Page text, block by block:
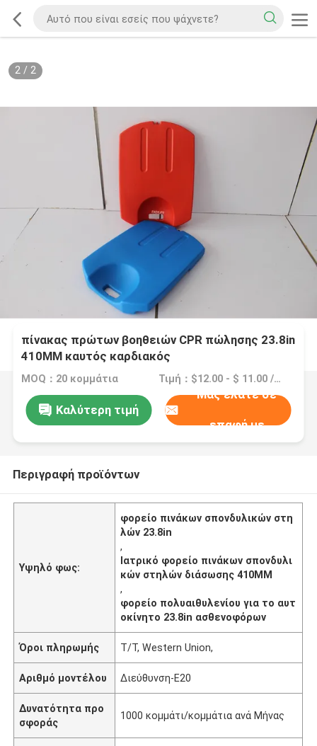
2/ 2
πίνακας πρώτων βοηθειών CPR πώλησης 23.8in
410MM καυτός καρδιακός
MOQ：20 κομμάτια Τιμή：$12.00 - $ 11.00 /Pieces >=20 Pieces
Καλύτερη τιμή
Μας ελάτε σε
επαφή με
Περιγραφή προϊόντων
Υψηλό φως:
φορείο πινάκων σπονδυλικών στη
λών 23.8in
,
Ιατρικό φορείο πινάκων σπονδυλι
κών στηλών διάσωσης 410MM
,
φορείο πολυαιθυλενίου για το αυτ
οκίνητο 23.8in ασθενοφόρων
Όροι πληρωμής T/T, Western Union,
Αριθμό μοντέλου Διεύθυνση-E20
Δυνατότητα προ
σφοράς
1000 κομμάτι/κομμάτια ανά Μήνας